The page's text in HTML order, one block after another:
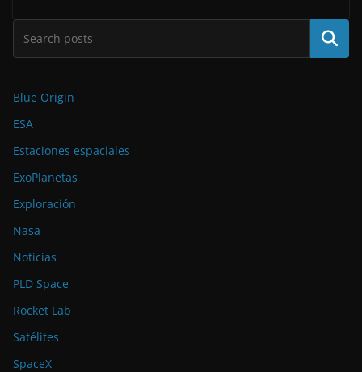
Buscar
Blue Origin
ESA
Estaciones espaciales
ExoPlanetas
Exploración
Nasa
Noticias
PLD Space
Rocket Lab
Satélites
SpaceX